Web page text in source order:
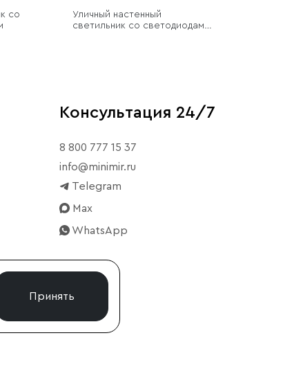
со
Уличный настенный
светильник со светодиодами
Консультация 24/7
8 800 777 15 37
info@minimir.ru
Telegram
Max
WhatsApp
Принять